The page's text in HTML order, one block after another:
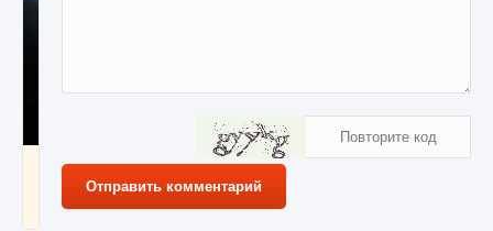
Все новые функции Ultimate Team в EA FC
Отправить комментарий